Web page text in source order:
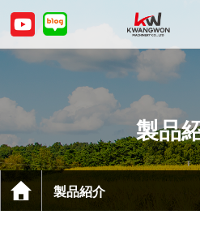
会社紹
製品
顧客セ
お問い
製品